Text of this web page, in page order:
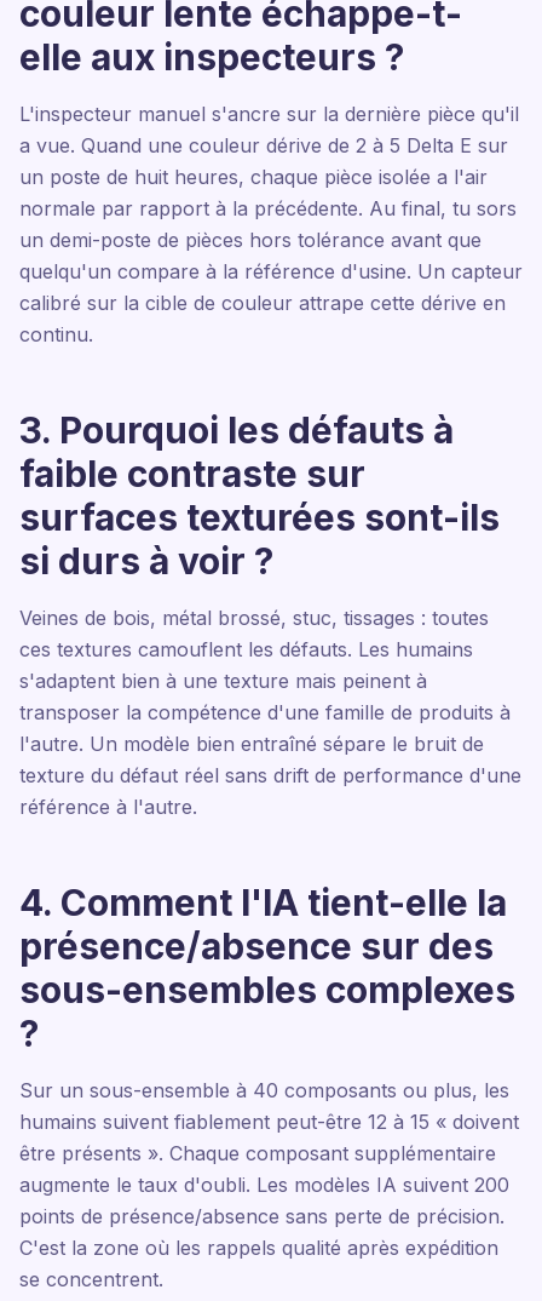
couleur lente échappe-t-
elle aux inspecteurs ?
L'inspecteur manuel s'ancre sur la dernière pièce qu'il
a vue. Quand une couleur dérive de 2 à 5 Delta E sur
un poste de huit heures, chaque pièce isolée a l'air
normale par rapport à la précédente. Au final, tu sors
un demi-poste de pièces hors tolérance avant que
quelqu'un compare à la référence d'usine. Un capteur
calibré sur la cible de couleur attrape cette dérive en
continu.
3. Pourquoi les défauts à
faible contraste sur
surfaces texturées sont-ils
si durs à voir ?
Veines de bois, métal brossé, stuc, tissages : toutes
ces textures camouflent les défauts. Les humains
s'adaptent bien à une texture mais peinent à
transposer la compétence d'une famille de produits à
l'autre. Un modèle bien entraîné sépare le bruit de
texture du défaut réel sans drift de performance d'une
référence à l'autre.
4. Comment l'IA tient-elle la
présence/absence sur des
sous-ensembles complexes
?
Sur un sous-ensemble à 40 composants ou plus, les
humains suivent fiablement peut-être 12 à 15 « doivent
être présents ». Chaque composant supplémentaire
augmente le taux d'oubli. Les modèles IA suivent 200
points de présence/absence sans perte de précision.
C'est la zone où les rappels qualité après expédition
se concentrent.